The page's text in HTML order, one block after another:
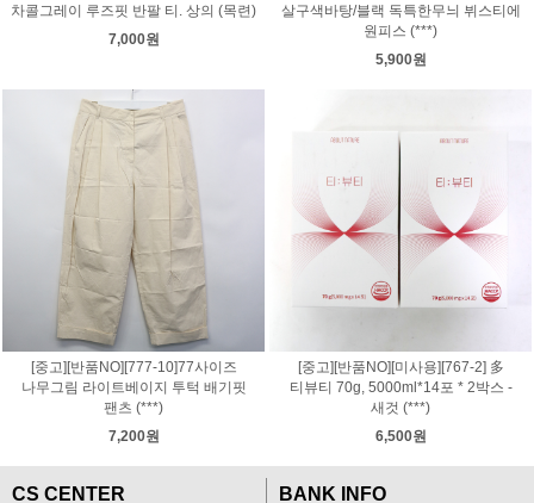
차콜그레이 루즈핏 반팔 티. 상의 (목련)
7,000원
살구색바탕/블랙 독특한무늬 뷔스티에
원피스 (***)
5,900원
[중고][반품NO][777-10]77사이즈
나무그림 라이트베이지 투턱 배기핏
팬츠 (***)
7,200원
[중고][반품NO][미사용][767-2] 多
티뷰티 70g, 5000ml*14포 * 2박스 -
새것 (***)
6,500원
CS CENTER BANK INFO